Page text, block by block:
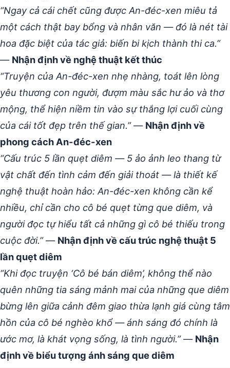
“Ngay cả cái chết cũng được An-đéc-xen miêu tả
một cách thật bay bổng và nhân văn — đó là nét tài
hoa đặc biệt của tác giả: biến bi kịch thành thi ca.”
— Nhận định về nghệ thuật kết thúc
“Truyện của An-đéc-xen nhẹ nhàng, toát lên lòng
yêu thương con người, đượm màu sắc hư ảo và thơ
mộng, thể hiện niềm tin vào sự thắng lợi cuối cùng
của cái tốt đẹp trên thế gian.”— Nhận định về
phong cách An-đéc-xen
“Cấu trúc 5 lần quẹt diêm — 5 ảo ảnh leo thang từ
vật chất đến tình cảm đến giải thoát — là thiết kế
nghệ thuật hoàn hảo: An-đéc-xen không cần kể
nhiều, chỉ cần cho cô bé quẹt từng que diêm, và
người đọc tự hiểu tất cả những gì cô bé thiếu trong
cuộc đời.”— Nhận định về cấu trúc nghệ thuật 5
lần quẹt diêm
“Khi đọc truyện ‘Cô bé bán diêm’, không thể nào
quên những tia sáng mảnh mai của những que diêm
bừng lên giữa cảnh đêm giao thừa lạnh giá cùng tâm
hồn của cô bé nghèo khổ — ánh sáng đó chính là
ước mơ, là khát vọng sống, là tình người.”— Nhận
định về biểu tượng ánh sáng que diêm